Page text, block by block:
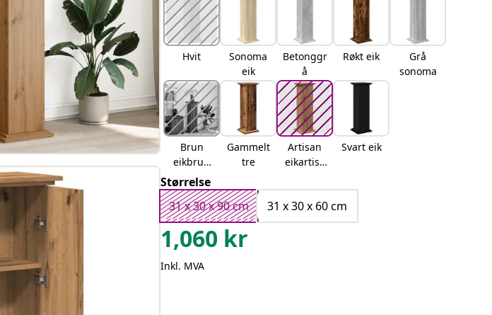
Hvit
Sonoma
eik
Betonggr
å
Røkt eik
Grå
sonoma
Brun
eikbrun
eik
Gammelt
tre
Artisan
eikartisa
Svart eik
Størrelse
31 x 30 x 90 cm
31 x 30 x 60 cm
1,060 kr
Inkl. MVA